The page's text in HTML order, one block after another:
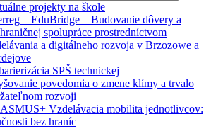
projekty na škole
– EduBridge – Budovanie dôvery a
spolupráce prostredníctvom
a digitálneho rozvoja v Brzozowe a
SPŠ technickej
povedomia o zmene klímy a trvalo
rozvoji
Vzdelávacia mobilita jednotlivcov:
bez hraníc